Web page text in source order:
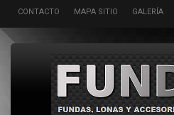
CONTACTO MAPA SITIO GALERÍA